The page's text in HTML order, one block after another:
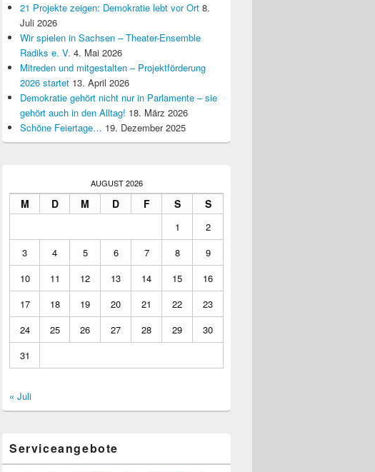
21 Projekte zeigen: Demokratie lebt vor Ort 8.
Juli 2026
Wir spielen in Sachsen – Theater-Ensemble
Radiks e. V. 4. Mai 2026
Mitreden und mitgestalten – Projektförderung
2026 startet 13. April 2026
Demokratie gehört nicht nur in Parlamente – sie
gehört auch in den Alltag! 18. März 2026
Schöne Feiertage… 19. Dezember 2025
AUGUST 2026
M D M D F S S
1
2
3
4 5 6 7 8
9
10
11 12 13 14 15
16
17
18 19 20 21 22
23
24
25 26 27 28 29
30
31
« Juli
Serviceangebote